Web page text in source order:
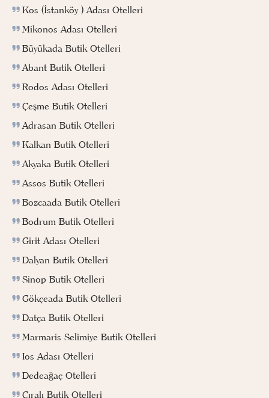
Kos (İstanköy ) Adası Otelleri
Mikonos Adası Otelleri
Büyükada Butik Otelleri
Abant Butik Otelleri
Rodos Adası Otelleri
Çeşme Butik Otelleri
Adrasan Butik Otelleri
Kalkan Butik Otelleri
Akyaka Butik Otelleri
Assos Butik Otelleri
Bozcaada Butik Otelleri
Bodrum Butik Otelleri
Girit Adası Otelleri
Dalyan Butik Otelleri
Sinop Butik Otelleri
Gökçeada Butik Otelleri
Datça Butik Otelleri
Marmaris Selimiye Butik Otelleri
Ios Adası Otelleri
Dedeağaç Otelleri
Çıralı Butik Otelleri